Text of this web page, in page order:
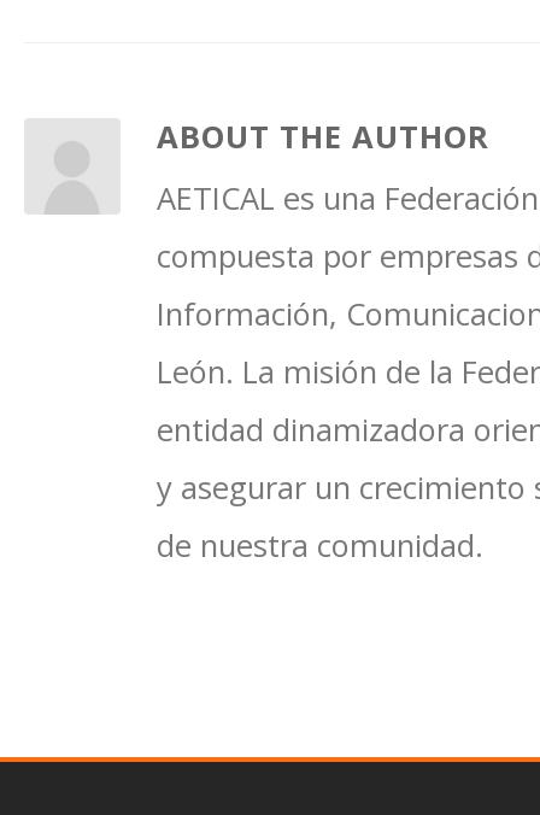
ABOUT THE AUTHOR
AETICAL es una
compuesta por empresas
Información,
León. La misión de la
entidad dinamizadora
y asegurar un crecimiento
de nuestra comunidad.